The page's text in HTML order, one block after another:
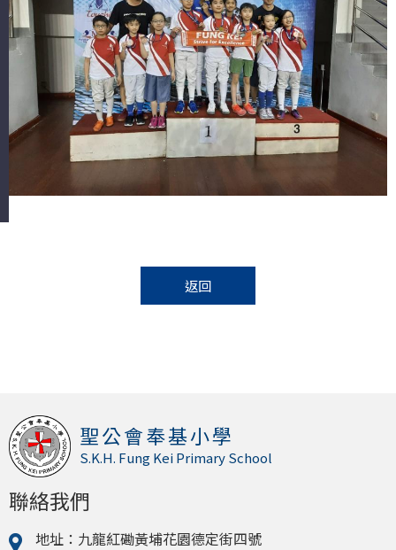
返回
聖公會奉基小學
S.K.H. Fung Kei Primary School
聯絡我們
地址：九龍紅磡黃埔花園德定街四號